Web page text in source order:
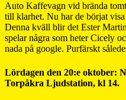
Auto Kaffevagn vid brända
till klarhet. Nu har de börjat
Denna kväll blir det Ester
spelar några som heter Cicely
nada på google. Purfärskt
Lördagen den 20:e oktober:
Torpåkra Ljudstation, kl 14.